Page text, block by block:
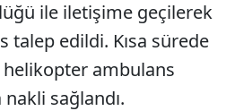
ile iletişime geçilerek
edildi. Kısa sürede
ambulans
sağlandı.